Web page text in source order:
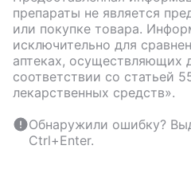
препараты не является
или покупке товара.
исключительно для
аптеках, осуществляющих
соответствии со статьей
лекарственных средств».
Обнаружили ошибку?
Ctrl+Enter.